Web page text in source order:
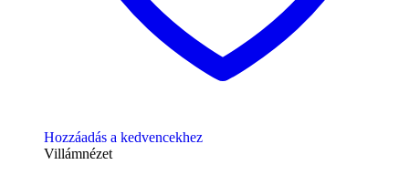
Hozzáadás a kedvencekhez
Villámnézet